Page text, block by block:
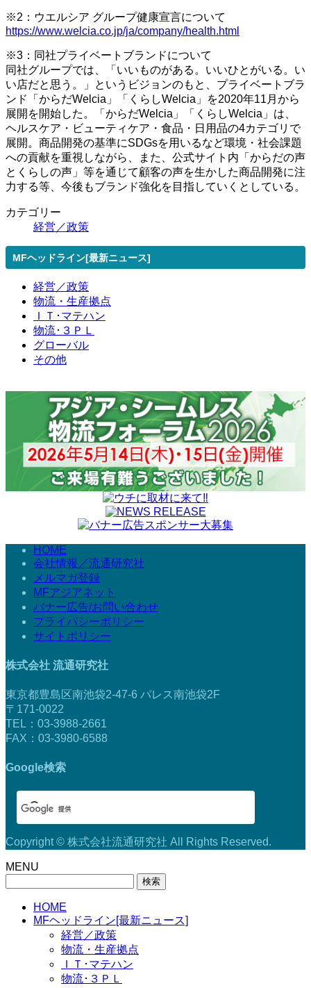
※2：ウエルシア グループ健康宣言について
https://www.welcia.co.jp/ja/company/health.html
※3：同社プライベートブランドについて
同社グループでは、「いいものがある。いいひとがいる。い
い店だと思う。」というビジョンのもと、プライベートブラ
ンド「からだWelcia」「くらしWelcia」を2020年11月から
展開を開始した。「からだWelcia」「くらしWelcia」は、
ヘルスケア・ビューティケア・食品・日用品の4カテゴリで
展開。商品開発の基準にSDGsを用いるなど環境・社会課題
への貢献を重視しながら、また、公式サイト内「からだの声
とくらしの声」等を通じて顧客の声を生かした商品開発に注
力する等、今後もブランド強化を目指していくとしている。
カテゴリー
経営／政策
MFヘッドライン[最新ニュース]
経営／政策
物流・生産拠点
ＩＴ･マテハン
物流･３ＰＬ
グローバル
その他
HOME
会社情報／流通研究社
メルマガ登録
MFアジアネット
バナー広告/お問い合わせ
プライバシーポリシー
サイトポリシー
株式会社 流通研究社
東京都豊島区南池袋2-47-6 パレス南池袋2F
〒171-0022
TEL：03-3988-2661
FAX：03-3980-6588
Google検索
Copyright © 株式会社流通研究社 All Rights Reserved.
MENU
HOME
MFヘッドライン[最新ニュース]
経営／政策
物流・生産拠点
ＩＴ･マテハン
物流･３ＰＬ